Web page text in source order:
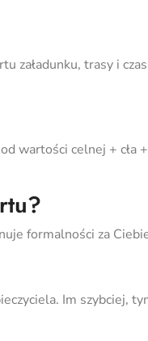
załadunku, trasy i
wartości celnej + cła
formalności za
Im szybciej,